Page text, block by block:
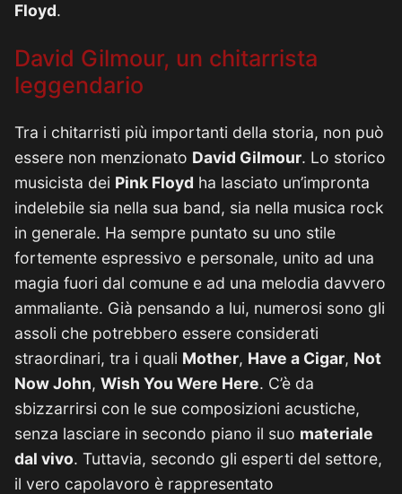
Floyd.
David Gilmour, un chitarrista
leggendario
Tra i chitarristi più importanti della storia, non può
essere non menzionato David Gilmour. Lo storico
musicista dei Pink Floyd ha lasciato un’impronta
indelebile sia nella sua band, sia nella musica rock
in generale. Ha sempre puntato su uno stile
fortemente espressivo e personale, unito ad una
magia fuori dal comune e ad una melodia davvero
ammaliante. Già pensando a lui, numerosi sono gli
assoli che potrebbero essere considerati
straordinari, tra i quali Mother, Have a Cigar, Not
Now John, Wish You Were Here. C’è da
sbizzarrirsi con le sue composizioni acustiche,
senza lasciare in secondo piano il suo materiale
dal vivo. Tuttavia, secondo gli esperti del settore,
il vero capolavoro è rappresentato